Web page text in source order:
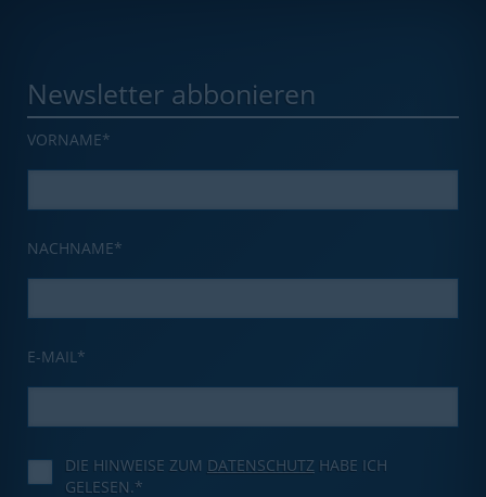
Newsletter abbonieren
VORNAME*
NACHNAME*
E-MAIL*
DIE HINWEISE ZUM DATENSCHUTZ HABE ICH
GELESEN.*